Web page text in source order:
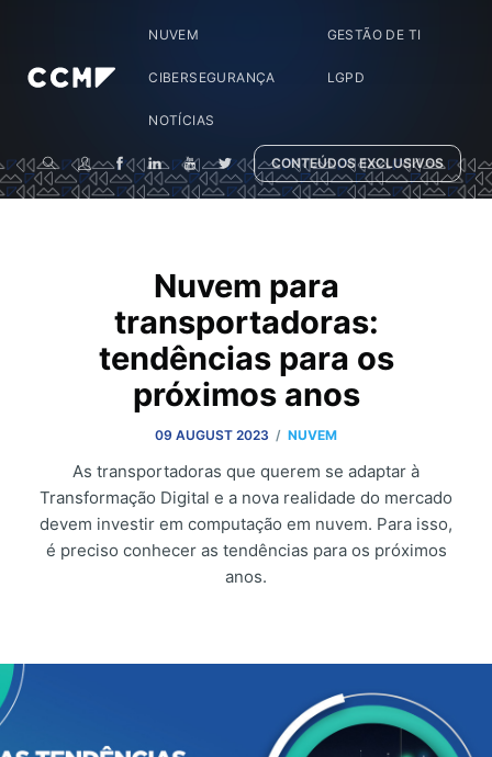
NUVEM GESTÃO DE TI
CIBERSEGURANÇA LGPD
NOTÍCIAS
CONTEÚDOS EXCLUSIVOS
Nuvem para
transportadoras:
tendências para os
próximos anos
09 AUGUST 2023 / NUVEM
As transportadoras que querem se adaptar à
Transformação Digital e a nova realidade do mercado
devem investir em computação em nuvem. Para isso,
é preciso conhecer as tendências para os próximos
anos.